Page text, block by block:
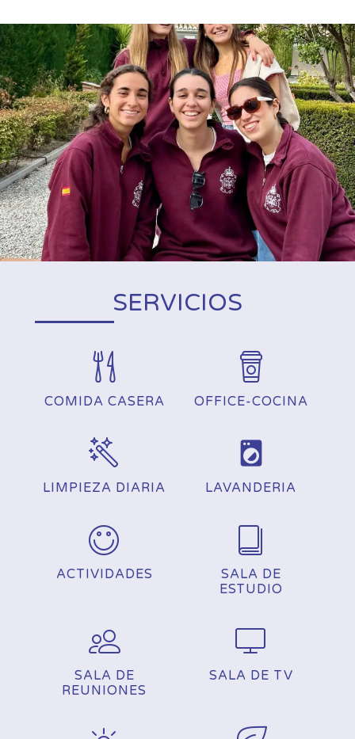
SERVICIOS
COMIDA CASERA OFFICE-COCINA
LIMPIEZA DIARIA
local_laundry_service
LAVANDERIA
ACTIVIDADES
SALA DE
ESTUDIO
SALA DE
REUNIONES
SALA DE TV